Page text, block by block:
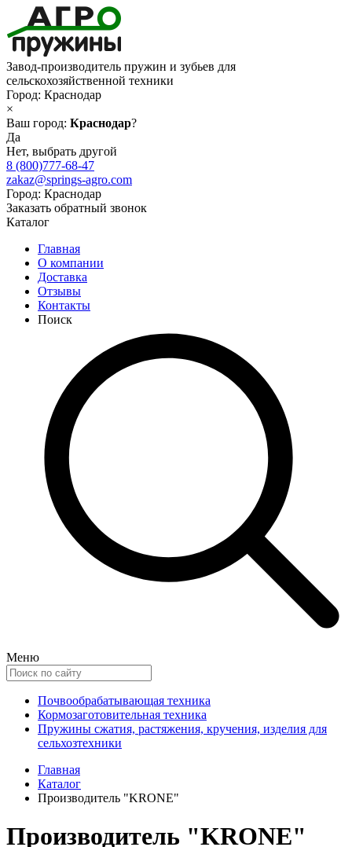
Завод-производитель пружин и зубьев для
сельскохозяйственной техники
Город: Краснодар
×
Ваш город: Краснодар?
Да
Нет, выбрать другой
8 (800)777-68-47
zakaz@springs-agro.com
Город: Краснодар
Заказать обратный звонок
Каталог
Главная
О компании
Доставка
Отзывы
Контакты
Поиск
Меню
Почвообрабатывающая техника
Кормозаготовительная техника
Пружины сжатия, растяжения, кручения, изделия для
сельхозтехники
Главная
Каталог
Производитель "KRONE"
Производитель "KRONE"